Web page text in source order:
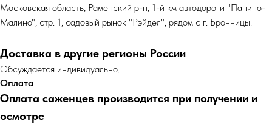
Московская область, Раменский р-н, 1-й км автодороги "Панино-
Малино", стр. 1, садовый рынок "Рэйдел", рядом с г. Бронницы.
Доставка в другие регионы России
Обсуждается индивидуально.
Оплата
Оплата саженцев производится при получении и
осмотре